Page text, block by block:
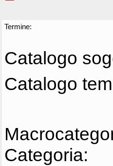
Termine:
Catalogo
Catalogo
Categoria: